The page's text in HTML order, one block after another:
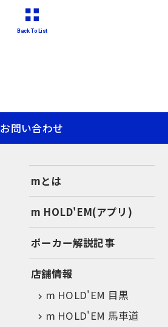
Back To List
お問い合わせ
mとは
m HOLD'EM(アプリ)
ポーカー解説記事
店舗情報
m HOLD'EM 目黒
m HOLD'EM 馬車道